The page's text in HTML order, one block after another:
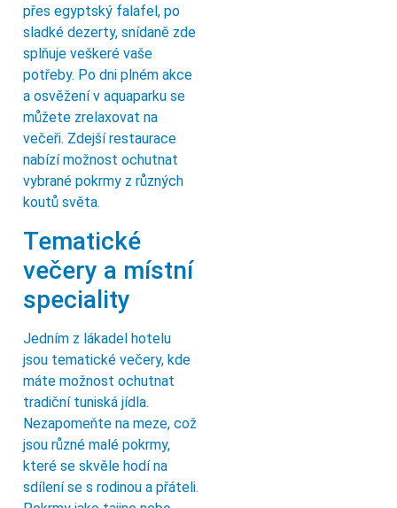
přes egyptský falafel, po
sladké dezerty, snídaně zde
splňuje veškeré vaše
potřeby. Po dni plném akce
a osvěžení v aquaparku se
můžete zrelaxovat na
večeři. Zdejší restaurace
nabízí možnost ochutnat
vybrané pokrmy z různých
koutů světa.
Tematické
večery a místní
speciality
Jedním z lákadel hotelu
jsou tematické večery, kde
máte možnost ochutnat
tradiční tuniská jídla.
Nezapomeňte na meze, což
jsou různé malé pokrmy,
které se skvěle hodí na
sdílení se s rodinou a přáteli.